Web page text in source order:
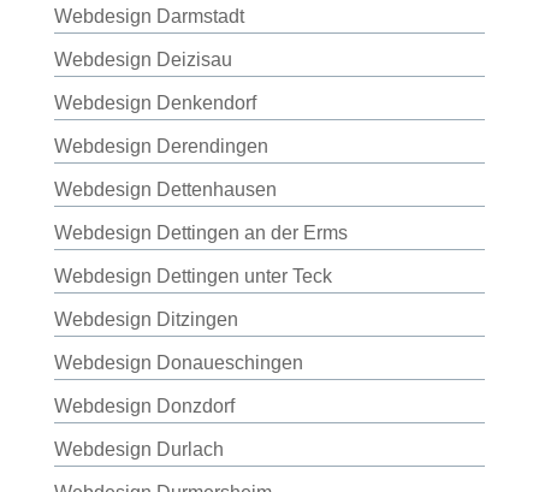
Webdesign Darmstadt
Webdesign Deizisau
Webdesign Denkendorf
Webdesign Derendingen
Webdesign Dettenhausen
Webdesign Dettingen an der Erms
Webdesign Dettingen unter Teck
Webdesign Ditzingen
Webdesign Donaueschingen
Webdesign Donzdorf
Webdesign Durlach